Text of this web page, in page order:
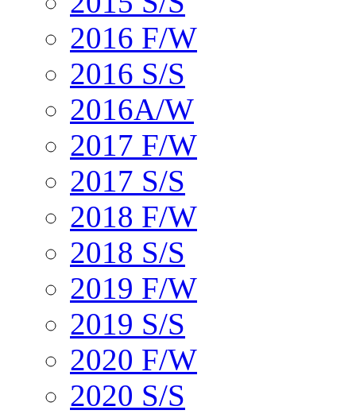
2016 F/W
2016 S/S
2016A/W
2017 F/W
2017 S/S
2018 F/W
2018 S/S
2019 F/W
2019 S/S
2020 F/W
2020 S/S